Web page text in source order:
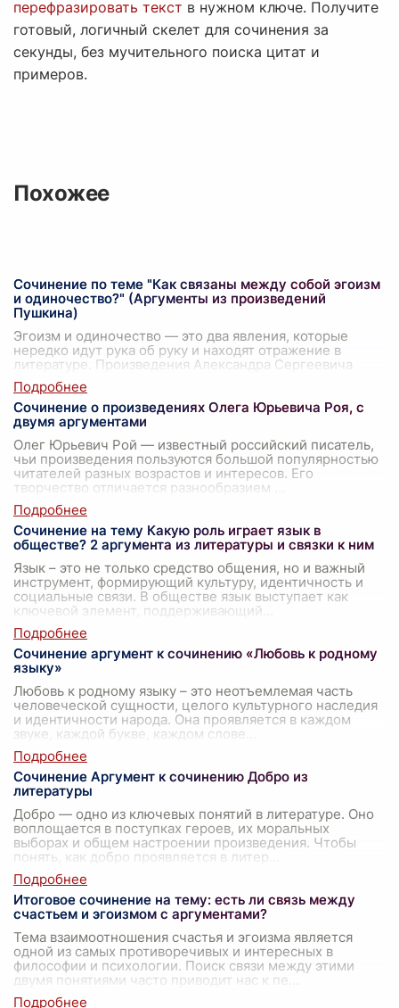
перефразировать текст в нужном ключе. Получите
готовый, логичный скелет для сочинения за
секунды, без мучительного поиска цитат и
примеров.
Похожее
Сочинение по теме "Как связаны между собой эгоизм
и одиночество?" (Аргументы из произведений
Пушкина)
Эгоизм и одиночество — это два явления, которые
нередко идут рука об руку и находят отражение в
литературе. Произведения Александра Сергеевича
Пушкина предоставляют множество приме
Сочинение о произведениях Олега Юрьевича Роя, с
двумя аргументами
Олег Юрьевич Рой — известный российский писатель,
чьи произведения пользуются большой популярностью
читателей разных возрастов и интересов. Его
творчество отличается разнообразием
Сочинение на тему Какую роль играет язык в
обществе? 2 аргумента из литературы и связки к ним
Язык – это не только средство общения, но и важный
инструмент, формирующий культуру, идентичность и
социальные связи. В обществе язык выступает как
ключевой элемент, поддерживающий
Сочинение аргумент к сочинению «Любовь к родному
языку»
Любовь к родному языку – это неотъемлемая часть
человеческой сущности, целого культурного наследия
и идентичности народа. Она проявляется в каждом
звуке, каждой букве, каждом слове
Сочинение Аргумент к сочинению Добро из
литературы
Добро — одно из ключевых понятий в литературе. Оно
воплощается в поступках героев, их моральных
выборах и общем настроении произведения. Чтобы
понять, как добро проявляется в литер
Итоговое сочинение на тему: есть ли связь между
счастьем и эгоизмом с аргументами?
Тема взаимоотношения счастья и эгоизма является
одной из самых противоречивых и интересных в
философии и психологии. Поиск связи между этими
двумя понятиями часто приводит нас к пе